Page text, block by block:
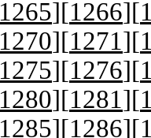
1265][1266][
1270][1271][
1275][1276][
1280][1281][
1285][1286][